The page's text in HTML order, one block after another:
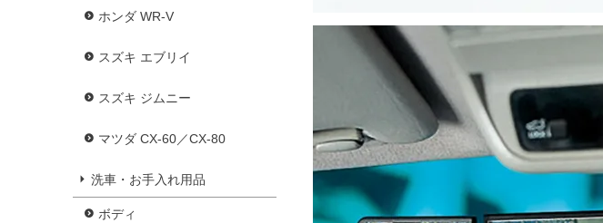
ホンダ WR-V
スズキ エブリイ
スズキ ジムニー
マツダ CX-60／CX-80
洗車・お手入れ用品
ボディ